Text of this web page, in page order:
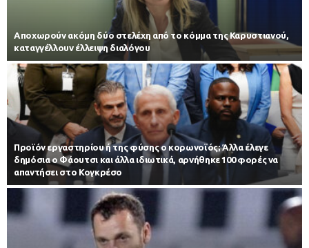
Αποχωρούν ακόμη δύο στελέχη από το κόμμα της Καρυστιανού,
καταγγέλλουν έλλειψη διαλόγου
Προϊόν εργαστηρίου ή της φύσης ο κορωνοϊός; Άλλα έλεγε
δημόσια ο Φάουτσι και άλλα ιδιωτικά, αρνήθηκε 100 φορές να
απαντήσει στο Κογκρέσο